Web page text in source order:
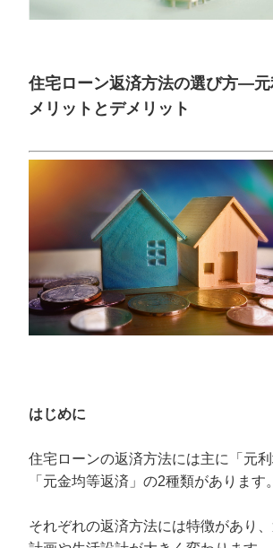
住宅ローン返済方法の選び方—
メリットとデメリット
はじめに
住宅ローンの返済方法には主に「元
「元金均等返済」の2種類があります。
それぞれの返済方法には特徴があり